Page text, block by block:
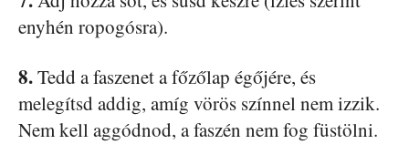
enyhén ropogósra).
8.Tedd a faszenet a főzőlap égőjére, és
melegítsd addig, amíg vörös színnel nem izzik.
Nem kell aggódnod, a faszén nem fog füstölni.